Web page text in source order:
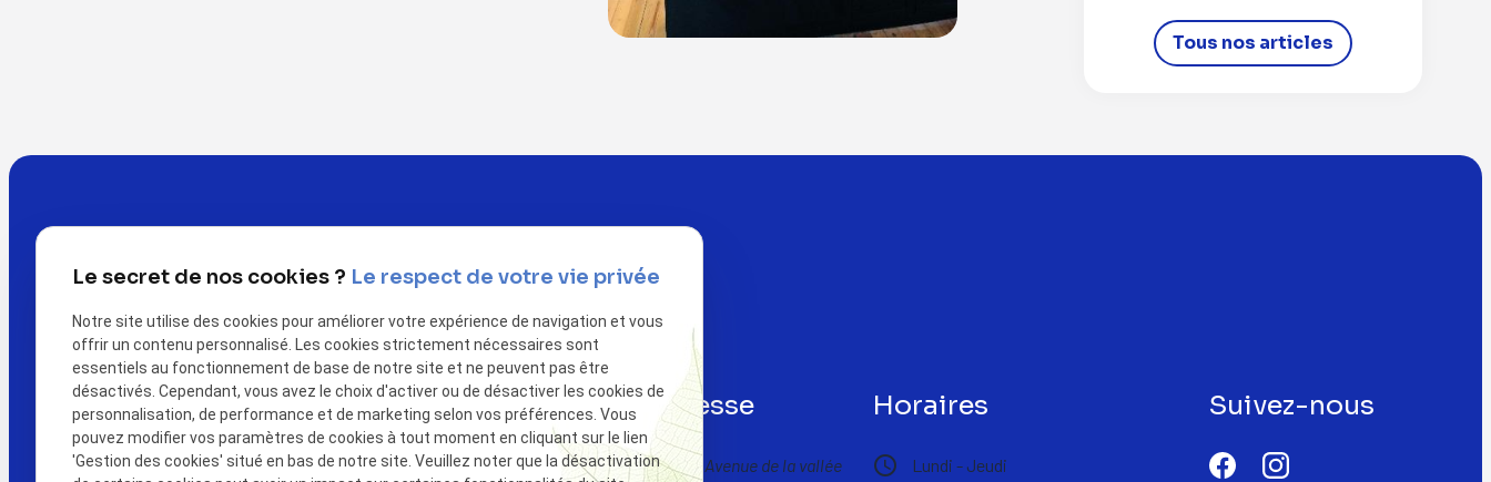
Tous nos articles
Téléphone
call 02 78 77 14 31
Adresse
pin_drop
10 Avenue de la vallée
Horaires
schedule
Lundi - Jeudi
Suivez-nous
Le secret de nos cookies ? Le respect de votre vie privée
Notre site utilise des cookies pour améliorer votre expérience de navigation et vous
offrir un contenu personnalisé. Les cookies strictement nécessaires sont
essentiels au fonctionnement de base de notre site et ne peuvent pas être
désactivés. Cependant, vous avez le choix d'activer ou de désactiver les cookies de
personnalisation, de performance et de marketing selon vos préférences. Vous
pouvez modifier vos paramètres de cookies à tout moment en cliquant sur le lien
'Gestion des cookies' situé en bas de notre site. Veuillez noter que la désactivation